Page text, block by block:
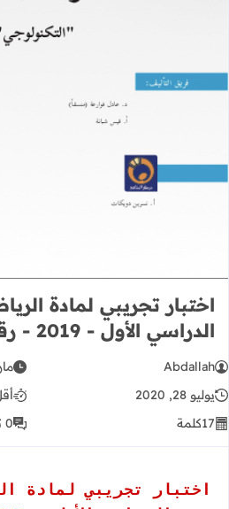
اختبار تجريبي لمادة
الدراسي الأول - 2019 - رقم (6)
Abdallah
يوليو 28, 2020
17كلمة 0 تعليق
اختبار تجريبي لمادة